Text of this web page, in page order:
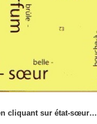
cliquant sur état-sœur…